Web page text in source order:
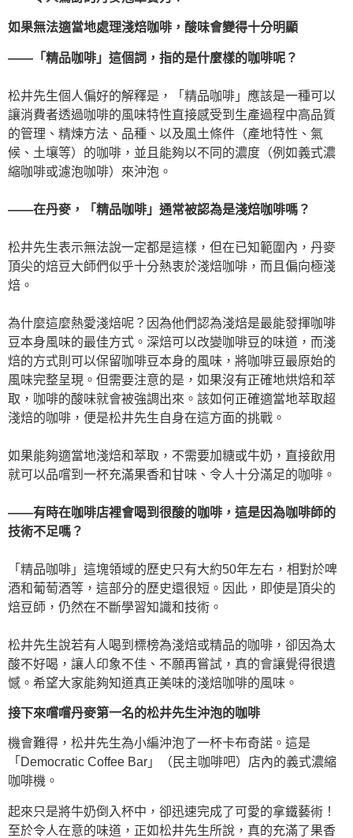
如果無法適當地處理淺焙咖啡，酸味會變得十分明顯
——「精品咖啡」這個詞，指的是什麼樣的咖啡呢？
松井先生個人偏好的解釋是，「精品咖啡」應該是一種可以
讓消費者透過咖啡的風味特性直接感受到生產過程中高品質
的管理、精煉方法、品種、以及風土條件（產地特性、氣
候、土壤等）的咖啡，並且能夠以不同的濃度（例如義式濃
縮咖啡或濾泡咖啡）來沖泡。
——在丹麥，「精品咖啡」通常被認為是淺焙咖啡嗎？
松井先生表示無法說一定都是這樣，但在已知範圍內，丹麥
頂尖的焙豆大師們似乎十分熱衷於淺焙咖啡，而且偏向極淺
焙。
為什麼這麼熱愛淺焙呢？因為他們認為淺焙是最能發揮咖啡
豆本身風味的最佳方式。深焙可以改變咖啡豆的味道，而淺
焙的方式則可以保留咖啡豆本身的風味，將咖啡豆最原始的
風味完整呈現。但需要注意的是，如果沒有正確地烘焙和萃
取，咖啡的酸味就會被強調出來。該如何正確適當地萃取超
淺焙的咖啡，便是松井先生自身在這方面的挑戰。
如果能夠適當地淺焙和萃取，不需要加糖或牛奶，直接飲用
就可以品嚐到一杯充滿果香和甘味、令人十分滿足的咖啡。
——有時在咖啡店裡會喝到很酸的咖啡，這是因為咖啡師的
技術不足嗎？
「精品咖啡」這塊領域的歷史只有大約50年左右，相對於啤
酒和葡萄酒等，這部分的歷史還很短。因此，即使是頂尖的
焙豆師，仍然在不斷學習知識和技術。
松井先生說若有人喝到標榜為淺焙或精品的咖啡，卻因為太
酸不好喝，讓人印象不佳、不願再嘗試，真的會讓覺得很遺
憾。希望大家能夠知道真正美味的淺焙咖啡的風味。
接下來嚐嚐丹麥第一名的松井先生沖泡的咖啡
機會難得，松井先生為小編沖泡了一杯卡布奇諾。這是
「Democratic Coffee Bar」（民主咖啡吧）店內的義式濃縮
咖啡機。
起來只是將牛奶倒入杯中，卻迅速完成了可愛的拿鐵藝術！
至於令人在意的味道，正如松井先生所說，真的充滿了果香